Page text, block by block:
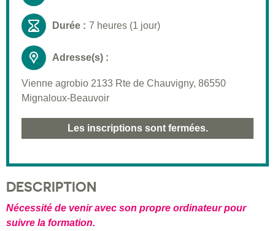
Durée : 7 heures (1 jour)
Adresse(s) :
Vienne agrobio 2133 Rte de Chauvigny, 86550
Mignaloux-Beauvoir
Les inscriptions sont fermées.
DESCRIPTION
Nécessité de venir avec son propre ordinateur pour
suivre la formation.